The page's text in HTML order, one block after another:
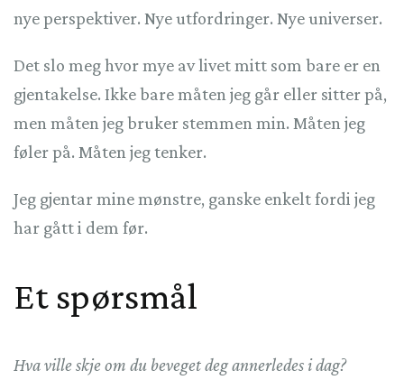
nye perspektiver. Nye utfordringer. Nye universer.
Det slo meg hvor mye av livet mitt som bare er en
gjentakelse. Ikke bare måten jeg går eller sitter på,
men måten jeg bruker stemmen min. Måten jeg
føler på. Måten jeg tenker.
Jeg gjentar mine mønstre, ganske enkelt fordi jeg
har gått i dem før.
Et spørsmål
Hva ville skje om du beveget deg annerledes i dag?